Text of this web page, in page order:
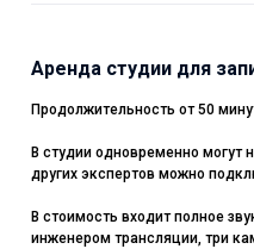
Аренда студии для
Продолжительность от 50
В студии одновременно могут
других экспертов можно
В стоимость входит полное
инженером трансляции, три